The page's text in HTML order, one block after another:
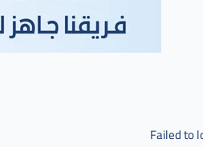
Failed to